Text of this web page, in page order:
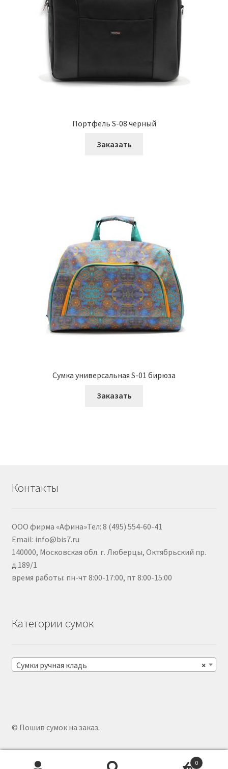
Портфель S-08 черный
Заказать
Сумка универсальная S-01 бирюза
Заказать
Контакты
ООО фирма «Афина»Тел: 8 (495) 554-60-41
Email: info@bis7.ru
140000, Московская обл. г. Люберцы, Октябрьский пр.
д.189/1
время работы: пн-чт 8:00-17:00, пт 8:00-15:00
Категории сумок
×
Сумки ручная кладь
© Пошив сумок на заказ.
0